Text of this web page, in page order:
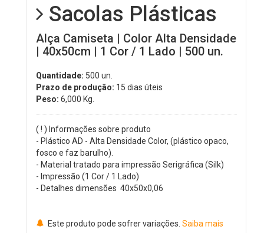
Sacolas Plásticas
Alça Camiseta | Color Alta Densidade
| 40x50cm | 1 Cor / 1 Lado | 500 un.
Quantidade: 500 un.
Prazo de produção: 15 dias úteis
Peso: 6,000 Kg.
( ! ) Informações sobre produto
- Plástico AD - Alta Densidade Color, (plástico opaco,
fosco e faz barulho).
- Material tratado para impressão Serigráfica (Silk)
- Impressão (1 Cor / 1 Lado)
- Detalhes dimensões 40x50x0,06
Este produto pode sofrer variações. Saiba mais